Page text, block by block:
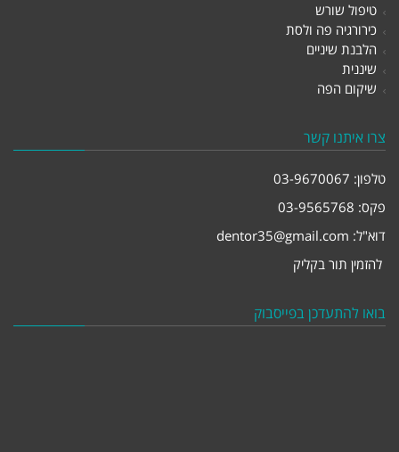
טיפול שורש
כירורגיה פה ולסת
הלבנת שיניים
שיננית
שיקום הפה
צרו איתנו קשר
טלפון: 03-9670067
פקס: 03-9565768
דוא"ל: dentor35@gmail.com
להזמין תור בקליק
בואו להתעדכן בפייסבוק